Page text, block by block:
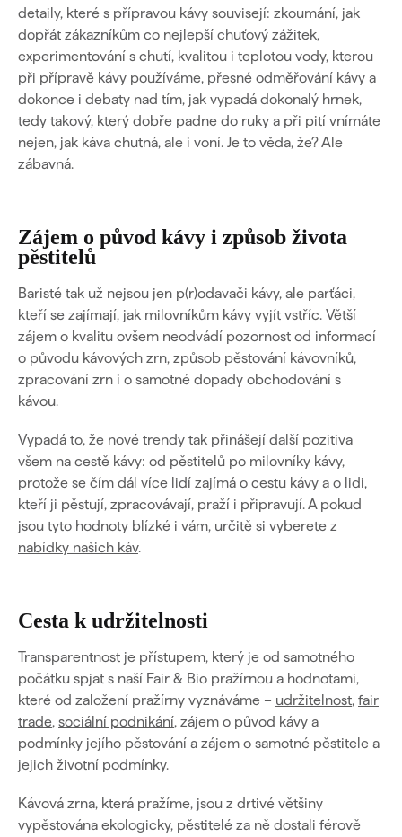
detaily, které s přípravou kávy souvisejí: zkoumání, jak
dopřát zákazníkům co nejlepší chuťový zážitek,
experimentování s chutí, kvalitou i teplotou vody, kterou
při přípravě kávy používáme, přesné odměřování kávy a
dokonce i debaty nad tím, jak vypadá dokonalý hrnek,
tedy takový, který dobře padne do ruky a při pití vnímáte
nejen, jak káva chutná, ale i voní. Je to věda, že? Ale
zábavná.
Zájem o původ kávy i způsob života
pěstitelů
Baristé tak už nejsou jen p(r)odavači kávy, ale parťáci,
kteří se zajímají, jak milovníkům kávy vyjít vstříc. Větší
zájem o kvalitu ovšem neodvádí pozornost od informací
o původu kávových zrn, způsob pěstování kávovníků,
zpracování zrn i o samotné dopady obchodování s
kávou.
Vypadá to, že nové trendy tak přinášejí další pozitiva
všem na cestě kávy: od pěstitelů po milovníky kávy,
protože se čím dál více lidí zajímá o cestu kávy a o lidi,
kteří ji pěstují, zpracovávají, praží i připravují. A pokud
jsou tyto hodnoty blízké i vám, určitě si vyberete z
nabídky našich káv.
Cesta k udržitelnosti
Transparentnost je přístupem, který je od samotného
počátku spjat s naší Fair & Bio pražírnou a hodnotami,
které od založení pražírny vyznáváme – udržitelnost, fair
trade, sociální podnikání, zájem o původ kávy a
podmínky jejího pěstování a zájem o samotné pěstitele a
jejich životní podmínky.
Kávová zrna, která pražíme, jsou z drtivé většiny
vypěstována ekologicky, pěstitelé za ně dostali férově